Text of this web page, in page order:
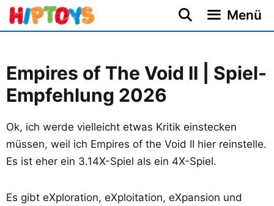
Zum
Inhalt
Menü
Empires of The Void II | Spiel-
Empfehlung 2026
Ok, ich werde vielleicht etwas Kritik einstecken
müssen, weil ich Empires of the Void II hier reinstelle.
Es ist eher ein 3.14X-Spiel als ein 4X-Spiel.
Es gibt eXploration, eXploitation, eXpansion und